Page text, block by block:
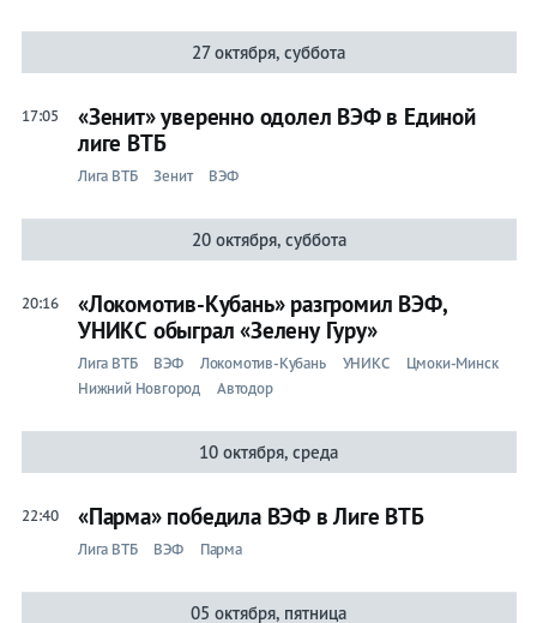
27 октября, суббота
17:05
«Зенит» уверенно одолел ВЭФ в Единой
лиге ВТБ
Лига ВТБ Зенит ВЭФ
20 октября, суббота
20:16
«Локомотив-Кубань» разгромил ВЭФ,
УНИКС обыграл «Зелену Гуру»
Лига ВТБ ВЭФ Локомотив-Кубань УНИКС
Цмоки-Минск
Нижний Новгород
Автодор
10 октября, среда
22:40 «Парма» победила ВЭФ в Лиге ВТБ
Лига ВТБ ВЭФ Парма
05 октября, пятница